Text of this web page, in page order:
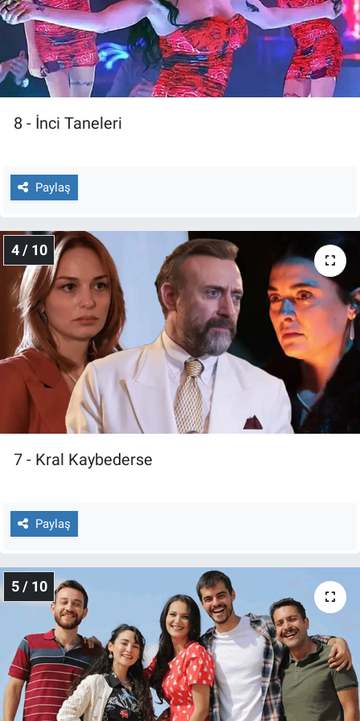
8 - İnci Taneleri
Paylaş
4 / 10
7 - Kral Kaybederse
Paylaş
5 / 10
Yerel Yaşam
Canlı Yayın